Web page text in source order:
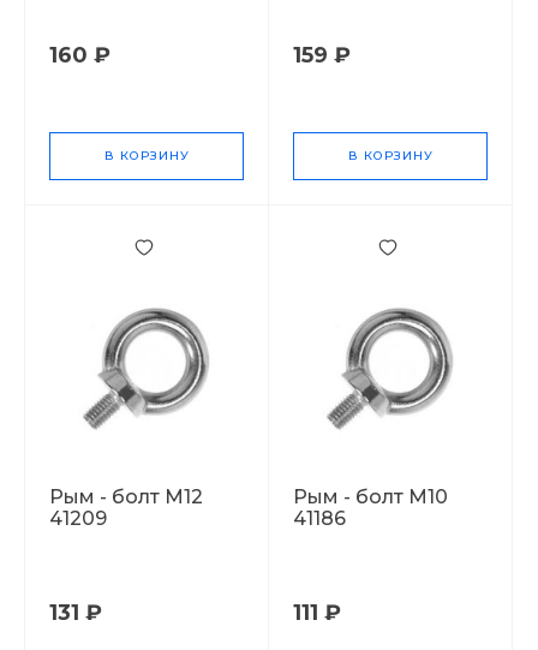
160 ₽
В КОРЗИНУ
159 ₽
В КОРЗИНУ
Рым - болт М12
41209
131 ₽
Рым - болт М10
41186
111 ₽